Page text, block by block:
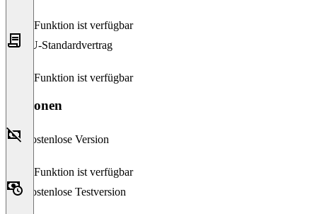
Diese Funktion ist verfügbar
EU-Standardvertrag
Diese Funktion ist verfügbar
Versionen
Kostenlose Version
Diese Funktion ist verfügbar
Kostenlose Testversion